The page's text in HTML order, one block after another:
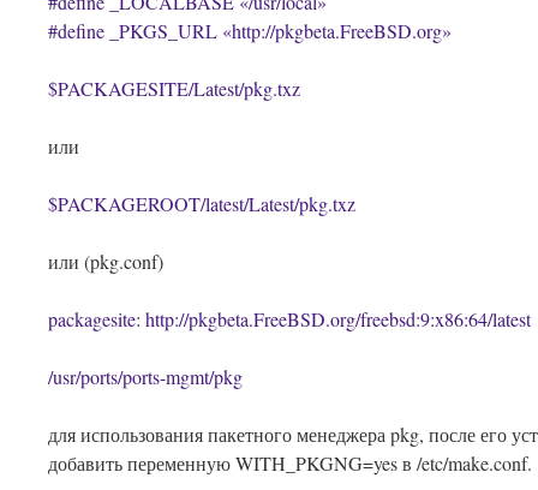
#define _PKGS_URL «http://pkgbeta.FreeBSD.org»
$PACKAGESITE/Latest/pkg.txz
или
$PACKAGEROOT/latest/Latest/pkg.txz
или (pkg.conf)
packagesite: http://pkgbeta.FreeBSD.org/freebsd:9:x86:64/latest
/usr/ports/ports-mgmt/pkg
для использования пакетного менеджера pkg, после его
добавить переменную WITH_PKGNG=yes в /etc/make.conf.